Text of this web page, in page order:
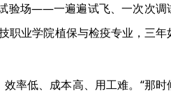
验场——一遍遍试飞、一次次调
职业学院植保与检疫专业，三年
率低、成本高、用工难。“那时